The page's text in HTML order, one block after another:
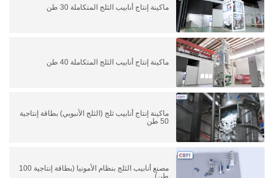
ماكينة إنتاج أنابيب الثلج المتكاملة 30 طن
ماكينة إنتاج أنابيب الثلج المتكاملة 40 طن
ماكينة إنتاج أنابيب ثلج (الثلج الأنبوبي) بطاقة إنتاجية
50 طن
مصنع أنابيب الثلج بنظام الأمونيا (بطاقة إنتاجية 100
طن)